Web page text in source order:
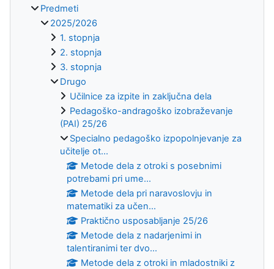
Predmeti
2025/2026
1. stopnja
2. stopnja
3. stopnja
Drugo
Učilnice za izpite in zaključna dela
Pedagoško-andragoško izobraževanje
(PAI) 25/26
Specialno pedagoško izpopolnjevanje za
učitelje ot...
Metode dela z otroki s posebnimi
potrebami pri ume...
Metode dela pri naravoslovju in
matematiki za učen...
Praktično usposabljanje 25/26
Metode dela z nadarjenimi in
talentiranimi ter dvo...
Metode dela z otroki in mladostniki z